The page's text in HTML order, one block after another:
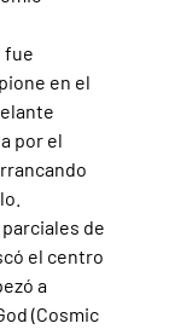
fue
en el
por el
de
el centro
a
(Cosmic